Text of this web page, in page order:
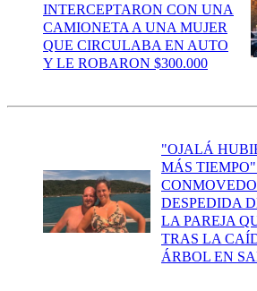
INTERCEPTARON CON UNA
CAMIONETA A UNA MUJER
QUE CIRCULABA EN AUTO
Y LE ROBARON $300.000
"OJALÁ
MÁS
DESPEDIDA
LA PAREJA
TRAS LA
ÁRBOL EN